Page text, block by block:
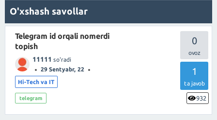
O'xshash savollar
0
1
ta javob
932
Telegram id orqali nomerdi
topish
11111 so'radi
29 Sentyabr, 22
Hi-Tech va IT
telegram